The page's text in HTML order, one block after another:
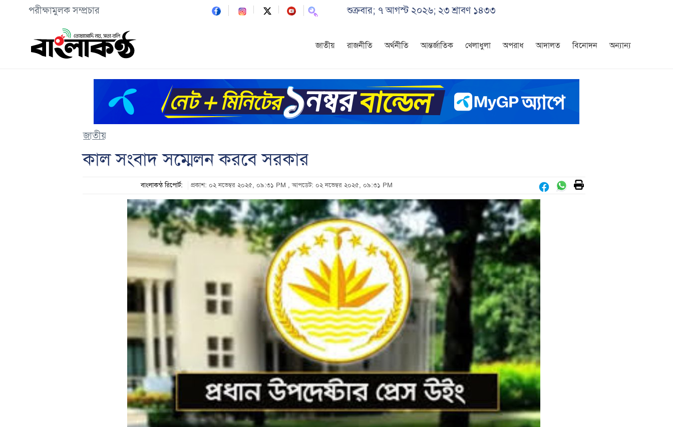
পরীক্ষামুলক সম্প্রচার শুক্রবার; ৭ আগস্ট ২০২৬; ২৩ শ্রাবণ ১৪৩৩
জাতীয় রাজনীতি অর্থনীতি আন্তর্জাতিক খেলাধুলা অপরাধ আদালত বিনোদন অন্যান্য
জাতীয়
কাল সংবাদ সম্মেলন করবে সরকার
বাংলাকন্ঠ রিপোর্ট: প্রকাশ: ০২ নভেম্বর ২০২৫, ০৯:৩১ PM , আপডেট: ০২ নভেম্বর ২০২৫, ০৯:৩১ PM